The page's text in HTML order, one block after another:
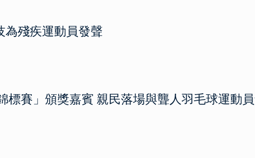
為殘疾運動員發聲
標賽」頒獎嘉賓 親民落場與聾人羽毛球運動